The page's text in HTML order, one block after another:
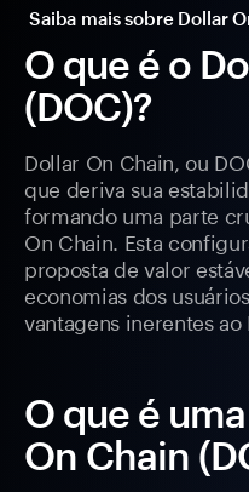
O que é o
(DOC)?
Dollar On Chain, ou
que deriva sua
formando uma parte
On Chain. Esta
proposta de valor
economias dos
vantagens inerentes
O que é
On Chain
Saiba mais sobre Dollar